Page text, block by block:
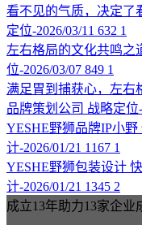
看不见的气质，决定了
定位-2026/03/11 632 1
左右格局的文化共鸣之
位-2026/03/07 849 1
满足胃到捕获心，左右
品牌策划公司 战略定位
YESHE野狮品牌IP小野
计-2026/01/21 1167 1
YESHE野狮包装设计
计-2026/01/21 1345 2
成立13年助力13家企业